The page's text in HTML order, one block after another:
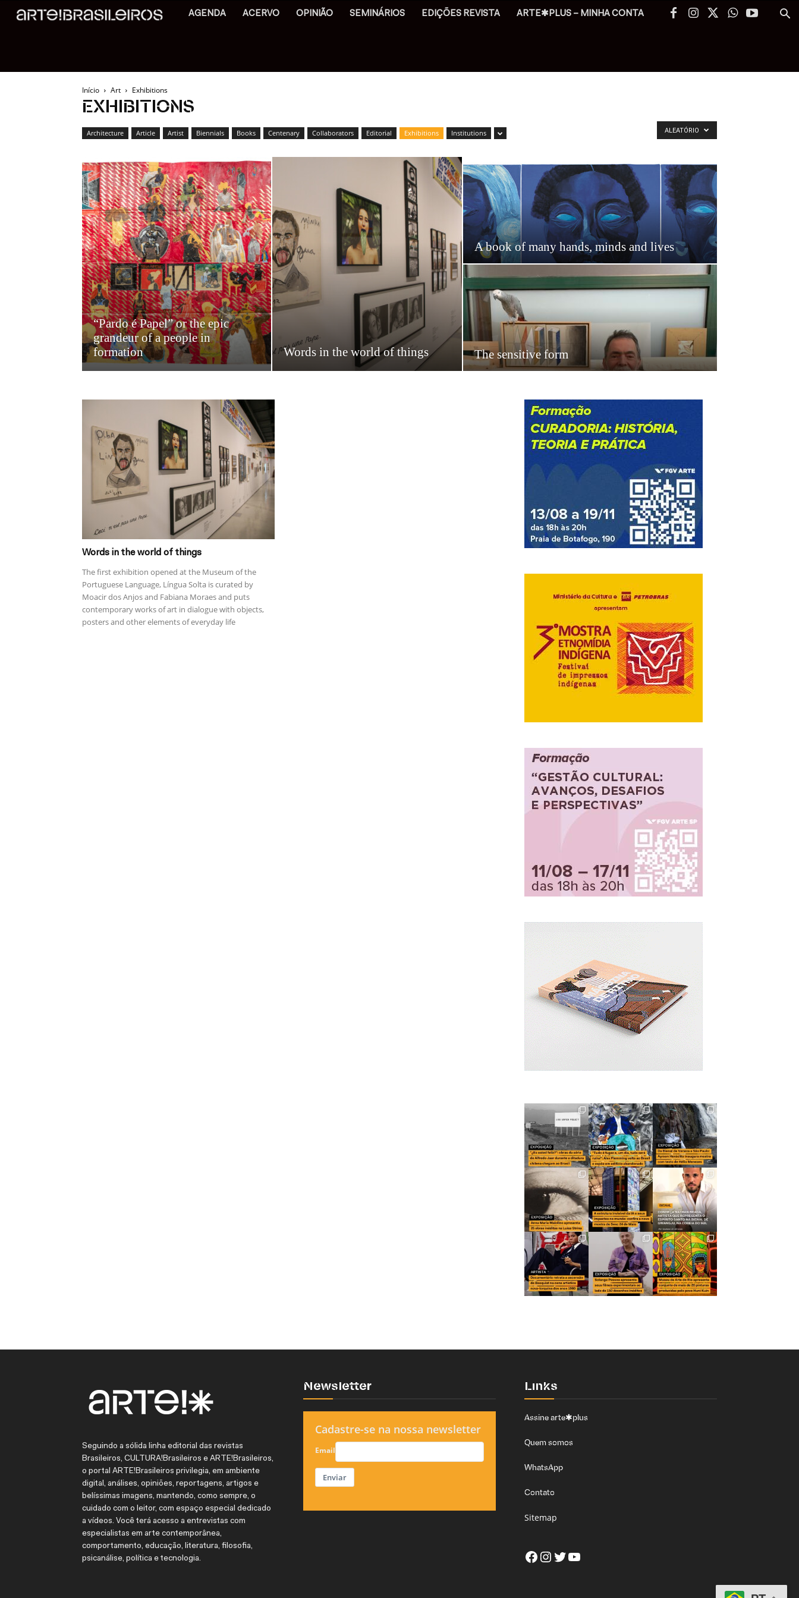
AGENDA ACERVO OPINIÃO SEMINÁRIOS EDIÇÕES REVISTA ARTE✱PLUS – MINHA CONTA
Início Art Exhibitions
EXHIBITIONS
Architecture Article Artist Biennials Books Centenary Collaborators Editorial Exhibitions Institutions ALEATÓRIO
“Pardo é Papel” or the epic
grandeur of a people in
formation
Words in the world of things
A book of many hands, minds and lives
The sensitive form
Words in the world of things
The first exhibition opened at the Museum of the
Portuguese Language, Língua Solta is curated by
Moacir dos Anjos and Fabiana Moraes and puts
contemporary works of art in dialogue with objects,
posters and other elements of everyday life
Seguindo a sólida linha editorial das revistas
Brasileiros, CULTURA!Brasileiros e ARTE!Brasileiros,
o portal ARTE!Brasileiros privilegia, em ambiente
digital, análises, opiniões, reportagens, artigos e
belíssimas imagens, mantendo, como sempre, o
cuidado com o leitor, com espaço especial dedicado
a vídeos. Você terá acesso a entrevistas com
especialistas em arte contemporânea,
comportamento, educação, literatura, filosofia,
psicanálise, política e tecnologia.
Newsletter
Cadastre-se na nossa newsletter
Email
Enviar
Links
Assine arte✱plus
Quem somos
WhatsApp
Contato
Sitemap
Facebook
Instagram
Twitter
Youtube